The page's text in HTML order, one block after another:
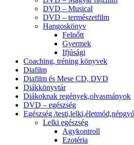
DVD – Musical
DVD – természetfilm
Hangoskönyv
Felnőtt
Gyermek
Ifjúsági
Coaching, tréning könyvek
Diafilm
Diafilm és Mese CD, DVD
Diákkönyvtár
Diákoknak regények,olvasmányok
DVD – egészség
Egészség /
Lelki egészség
Agykontroll
Ezotéria